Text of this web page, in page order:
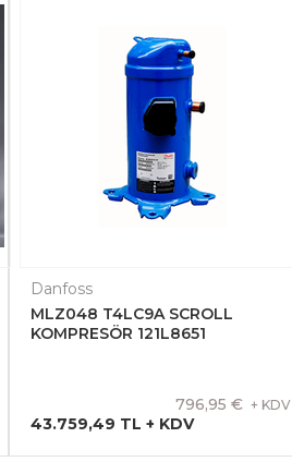
Danfoss
MLZ048 T4LC9A SCROLL
KOMPRESÖR 121L8651
796,95 € + KDV
43.759,49 TL + KDV